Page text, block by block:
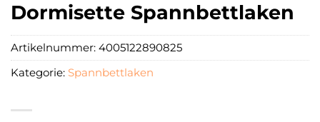
Dormisette Spannbettlaken
Artikelnummer: 4005122890825
Kategorie: Spannbettlaken